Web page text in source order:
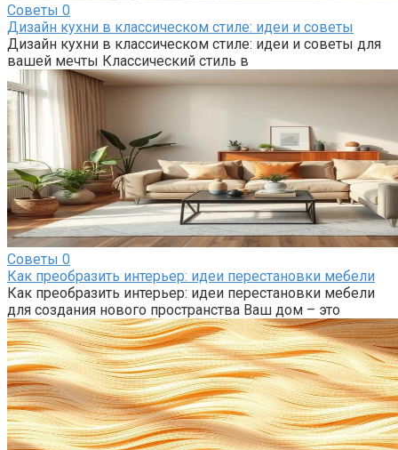
Советы 0
Дизайн кухни в классическом стиле: идеи и советы
Дизайн кухни в классическом стиле: идеи и советы для
вашей мечты Классический стиль в
Советы 0
Как преобразить интерьер: идеи перестановки мебели
Как преобразить интерьер: идеи перестановки мебели
для создания нового пространства Ваш дом – это